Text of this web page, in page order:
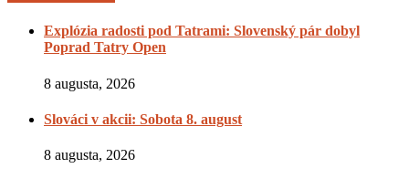
Explózia radosti pod Tatrami: Slovenský pár dobyl
Poprad Tatry Open
8 augusta, 2026
Slováci v akcii: Sobota 8. august
8 augusta, 2026